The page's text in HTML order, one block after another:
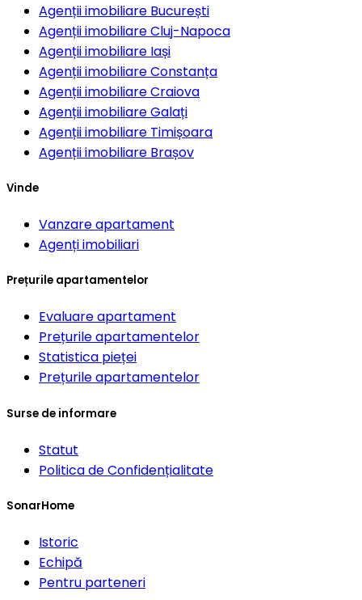
Agenții imobiliare București
Agenții imobiliareCluj-Napoca
Agenții imobiliare Iași
Agenții imobiliareConstanța
Agenții imobiliareCraiova
Agenții imobiliareGalați
Agenții imobiliare Timișoara
Agenții imobiliare Brașov
Vinde
Vanzare apartament
Agenți imobiliari
Prețurile apartamentelor
Evaluare apartament
Prețurile apartamentelor
Statistica pieței
Prețurile apartamentelor
Surse de informare
Statut
Politica de Confidențialitate
SonarHome
Istoric
Echipă
Pentru parteneri